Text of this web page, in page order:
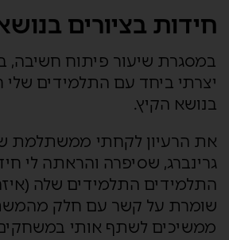
חידות בציורים
במסגרת שיעור פיתוח חשיבה,
יצרתי ביחד עם התלמידים שלי
בנושא הקיץ.
את הרעיון לקחתי ממשתלמת
גרינברג, שסיפרה והראתה לי
התלמידים התלמידים שלה
שומרת על קשר עם חלק
ממשיכים לשתף אותי